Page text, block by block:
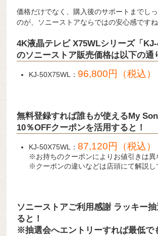
価格だけでなく、購入後のサポートまでし
のが、ソニーストアならではの安心感ですね
4K液晶テレビ X75WLシリーズ「KJ-
のソニーストア販売価格は以下の通
KJ-50X75WL： 96,800円（税込）
無料登録すれば誰もが使えるMy
10％OFFクーポンを活用すると！
KJ-50X75WL：87,120円（税込）
※お持ちのクーポンによりお値引きは異
※クーポンの違いなどは店頭にて解説し
ソニーストアご利用感謝 ラッキー
ると！
※抽選会へエントリーすれば最低で